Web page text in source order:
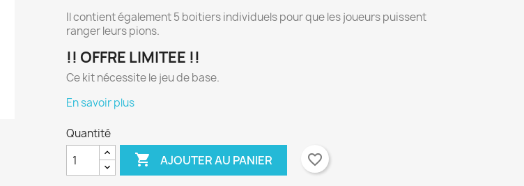
Il contient également 5 boitiers individuels pour que les joueurs puissent
ranger leurs pions.
!! OFFRE LIMITEE !!
Ce kit nécessite le jeu de base.
En savoir plus
Quantité
 AJOUTER AU PANIER favorite_border